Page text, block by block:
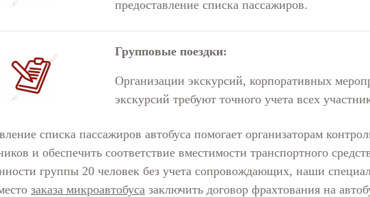
предоставление списка пассажиров.
Групповые поездки:
Организации экскурсий, корпоративных
экскурсий требуют точного учета всех
списка пассажиров автобуса помогает организаторам
и обеспечить соответствие вместимости транспортного
группы 20 человек без учета сопровождающих, наши
заказа микроавтобуса заключить договор фрахтования на